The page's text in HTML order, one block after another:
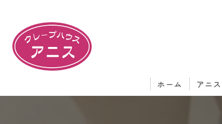
ホーム アニ